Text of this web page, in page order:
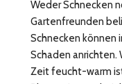
Weder Schnecken
Gartenfreunden
Schnecken können
Schaden anrichten.
Zeit feucht-warm